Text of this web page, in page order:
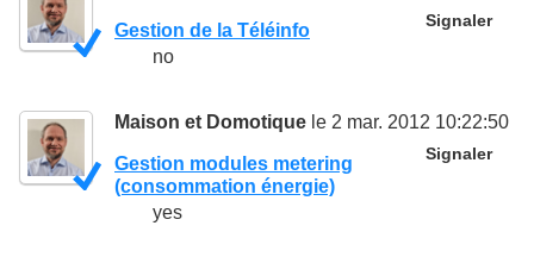
Signaler
Gestion de la Téléinfo
no
Maison et Domotique le 2 mar. 2012 10:22:50
Signaler
Gestion modules metering
(consommation énergie)
yes